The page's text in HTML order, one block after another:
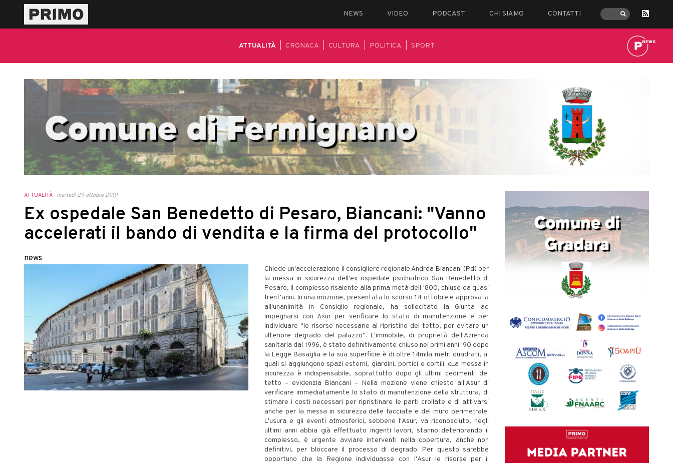
NEWS VIDEO PODCAST CHI SIAMO CONTATTI
ATTUALITÀ CRONACA CULTURA POLITICA SPORT
ATTUALITÀ martedì 29 ottobre 2019
Ex ospedale San Benedetto di Pesaro, Biancani: "Vanno
accelerati il bando di vendita e la firma del protocollo"
news
Chiede un'accelerazione il consigliere regionale Andrea Biancani (Pd) per
la messa in sicurezza dell'ex ospedale psichiatrico San Benedetto di
Pesaro, il complesso risalente alla prima metà dell '800, chiuso da quasi
trent'anni. In una mozione, presentata lo scorso 14 ottobre e approvata
all'unanimità in Consiglio regionale, ha sollecitato la Giunta ad
impegnarsi con Asur per verificare lo stato di manutenzione e per
individuare "le risorse necessarie al ripristino del tetto, per evitare un
ulteriore degrado del palazzo". L'immobile, di proprietà dell'Azienda
sanitaria dal 1996, è stato definitivamente chiuso nei primi anni '90 dopo
la Legge Basaglia e la sua superficie è di oltre 14mila metri quadrati, ai
quali si aggiungono spazi esterni, giardini, portici e cortili. «La messa in
sicurezza è indispensabile, soprattutto dopo gli ultimi cedimenti del
tetto – evidenzia Biancani – Nella mozione viene chiesto all'Asur di
verificare immediatamente lo stato di manutenzione della struttura, di
stimare i costi necessari per ripristinare le parti crollate e di attivarsi
anche per la messa in sicurezza delle facciate e del muro perimetrale.
L'usura e gli eventi atmosferici, sebbene l'Asur, va riconosciuto, negli
ultimi anni abbia già effettuato ingenti lavori, stanno deteriorando il
complesso, è urgente avviare interventi nella copertura, anche non
definitivi, per bloccare il processo di degrado. Per questo sarebbe
opportuno che la Regione individuasse con l'Asur le risorse per il